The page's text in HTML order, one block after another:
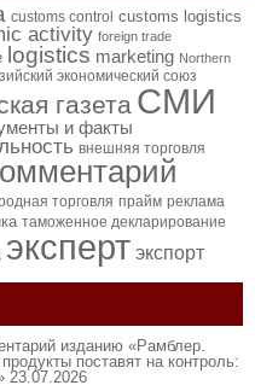
customs control customs logistics
activity foreign trade
logistics marketing Northern
экономический союз
газета СМИ
и факты
внешняя торговля
торговля прайм реклама
таможенное декларирование
эксперт экспорт
изданию «Рамблер.
поставят на контроль:
23.07.2026